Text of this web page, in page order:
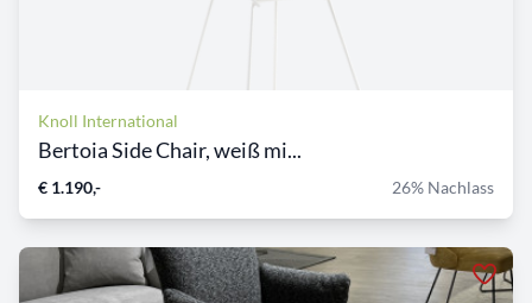
Knoll International
Bertoia Side Chair, weiß mi...
€ 1.190,- 26% Nachlass